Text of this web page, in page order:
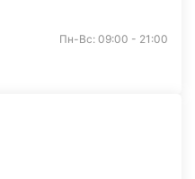
Пн-Вс: 09:00 - 21:00